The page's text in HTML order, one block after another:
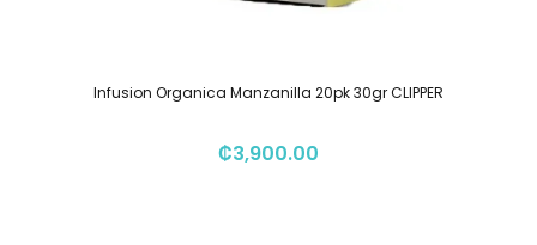
Infusion Organica Manzanilla 20pk 30gr CLIPPER
₡3,900.00